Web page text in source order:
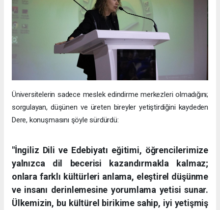
Üniversitelerin sadece meslek edindirme merkezleri olmadığını;
sorgulayan, düşünen ve üreten bireyler yetiştirdiğini kaydeden
Dere, konuşmasını şöyle sürdürdü:
"İngiliz Dili ve Edebiyatı eğitimi, öğrencilerimize
yalnızca dil becerisi kazandırmakla kalmaz;
onlara farklı kültürleri anlama, eleştirel düşünme
ve insanı derinlemesine yorumlama yetisi sunar.
Ülkemizin, bu kültürel birikime sahip, iyi yetişmiş